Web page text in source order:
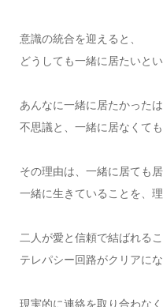
意識の統合を迎えると、
どうしても一緒に居たいと
あんなに一緒に居たかったは
不思議と、一緒に居なくて
その理由は、一緒に居ても居
一緒に生きていることを、
二人が愛と信頼で結ばれるこ
テレパシー回路がクリアに
現実的に連絡を取り合わなく